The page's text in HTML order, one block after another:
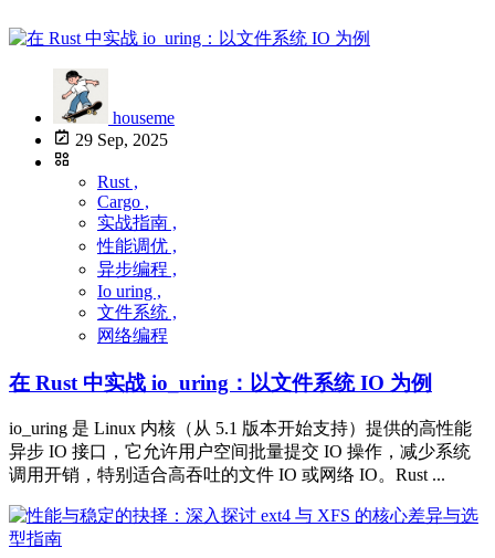
houseme
29 Sep, 2025
Rust ,
Cargo ,
实战指南 ,
性能调优 ,
异步编程 ,
Io uring ,
文件系统 ,
网络编程
在 Rust 中实战 io_uring：以文件系统 IO 为例
io_uring 是 Linux 内核（从 5.1 版本开始支持）提供的高性能
异步 IO 接口，它允许用户空间批量提交 IO 操作，减少系统
调用开销，特别适合高吞吐的文件 IO 或网络 IO。Rust ...